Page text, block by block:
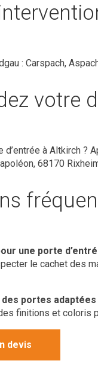
: Carspach,
votre
d’entrée à Altkirch ?
68170
une porte
le cachet des
portes
finitions et coloris
devis